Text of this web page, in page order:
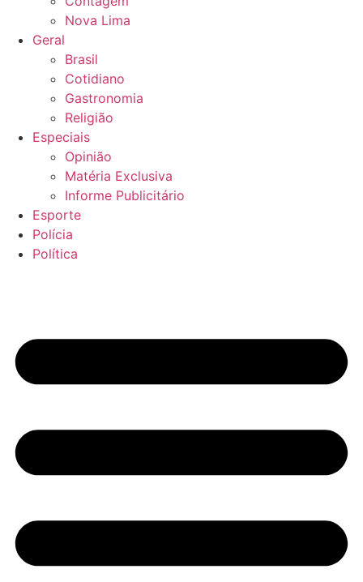
Nova Lima
Geral
Brasil
Cotidiano
Gastronomia
Religião
Especiais
Opinião
Matéria Exclusiva
Informe Publicitário
Esporte
Polícia
Política